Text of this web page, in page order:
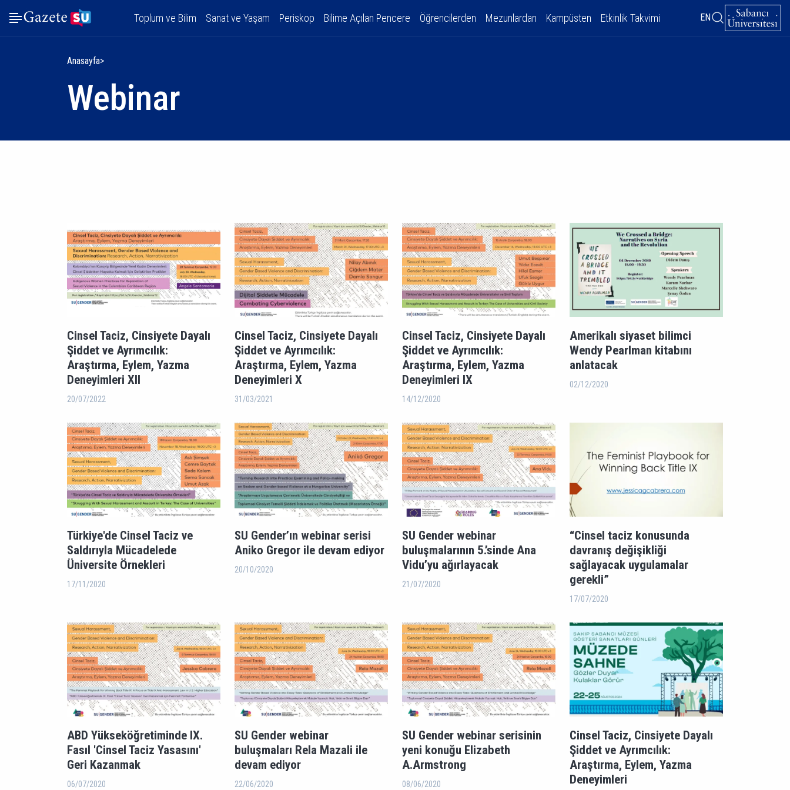
Toplum ve Bilim Sanat ve Yaşam Periskop Bilime Açılan Pencere Öğrencilerden Mezunlardan Kampüsten Etkinlik Takvimi EN
Anasayfa
Webinar
Cinsel Taciz, Cinsiyete Dayalı
Şiddet ve Ayrımcılık:
Araştırma, Eylem, Yazma
Deneyimleri XII
20/07/2022
Cinsel Taciz, Cinsiyete Dayalı
Şiddet ve Ayrımcılık:
Araştırma, Eylem, Yazma
Deneyimleri X
31/03/2021
Cinsel Taciz, Cinsiyete Dayalı
Şiddet ve Ayrımcılık:
Araştırma, Eylem, Yazma
Deneyimleri IX
14/12/2020
Amerikalı siyaset bilimci
Wendy Pearlman kitabını
anlatacak
02/12/2020
Türkiye'de Cinsel Taciz ve
Saldırıyla Mücadelede
Üniversite Örnekleri
17/11/2020
SU Gender’ın webinar serisi
Aniko Gregor ile devam ediyor
20/10/2020
SU Gender webinar
buluşmalarının 5.’sinde Ana
Vidu’yu ağırlayacak
21/07/2020
“Cinsel taciz konusunda
davranış değişikliği
sağlayacak uygulamalar
gerekli”
17/07/2020
ABD Yükseköğretiminde IX.
Fasıl 'Cinsel Taciz Yasasını'
Geri Kazanmak
06/07/2020
SU Gender webinar
buluşmaları Rela Mazali ile
devam ediyor
22/06/2020
SU Gender webinar serisinin
yeni konuğu Elizabeth
A.Armstrong
08/06/2020
Cinsel Taciz, Cinsiyete Dayalı
Şiddet ve Ayrımcılık:
Araştırma, Eylem, Yazma
Deneyimleri